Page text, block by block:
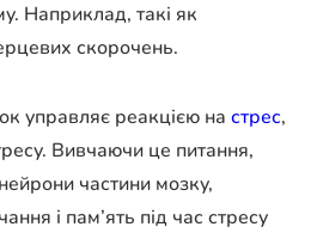
Наприклад, такі як
скорочень.
управляє реакцією на стрес,
Вивчаючи це питання,
частини мозку,
і пам’ять під час стресу